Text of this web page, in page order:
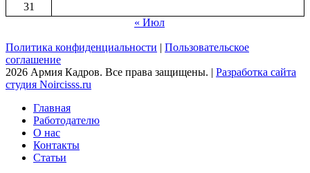
31
« Июл
Политика конфиденциальности | Пользовательское
соглашение
2026 Армия Кадров. Все права защищены. | Разработка сайта
студия Noircisss.ru
Главная
Работодателю
О нас
Контакты
Статьи